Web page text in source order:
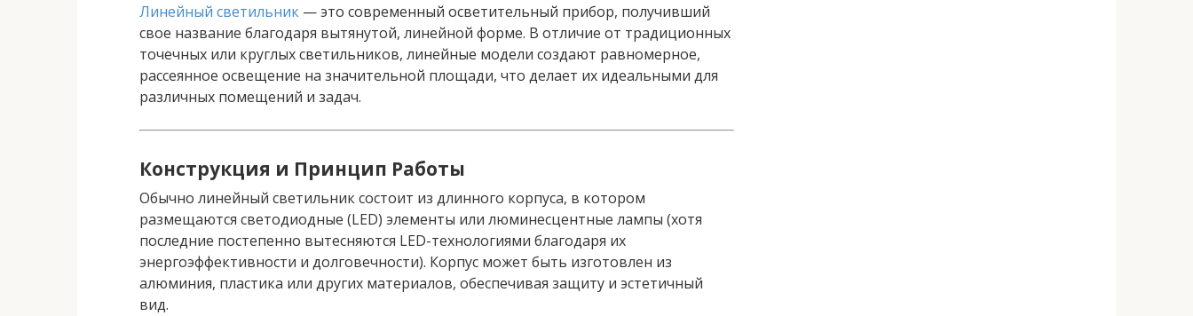
Линейный светильник — это современный осветительный прибор, получивший
свое название благодаря вытянутой, линейной форме. В отличие от традиционных
точечных или круглых светильников, линейные модели создают равномерное,
рассеянное освещение на значительной площади, что делает их идеальными для
различных помещений и задач.
Конструкция и Принцип Работы
Обычно линейный светильник состоит из длинного корпуса, в котором
размещаются светодиодные (LED) элементы или люминесцентные лампы (хотя
последние постепенно вытесняются LED-технологиями благодаря их
энергоэффективности и долговечности). Корпус может быть изготовлен из
алюминия, пластика или других материалов, обеспечивая защиту и эстетичный
вид.